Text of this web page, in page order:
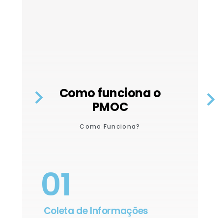
Como funciona o
PMOC
Como Funciona?
01
Coleta de Informações